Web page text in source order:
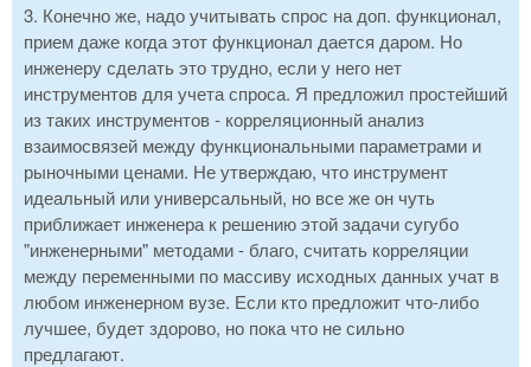
3. Конечно же, надо учитывать спрос на доп. функционал,
прием даже когда этот функционал дается даром. Но
инженеру сделать это трудно, если у него нет
инструментов для учета спроса. Я предложил простейший
из таких инструментов - корреляционный анализ
взаимосвязей между функциональными параметрами и
рыночными ценами. Не утверждаю, что инструмент
идеальный или универсальный, но все же он чуть
приближает инженера к решению этой задачи сугубо
"инженерными" методами - благо, считать корреляции
между переменными по массиву исходных данных учат в
любом инженерном вузе. Если кто предложит что-либо
лучшее, будет здорово, но пока что не сильно
предлагают.